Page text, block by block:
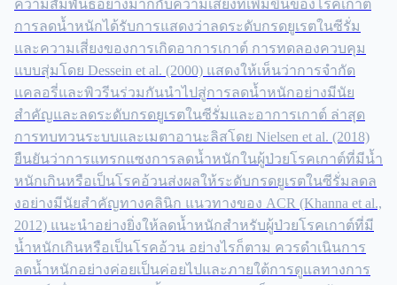
ความสัมพันธ์อย่างมากกับความเสี่ยงที่เพิ่มขึ้นของโรคเกาต์
การลดน้ำหนักได้รับการแสดงว่าลดระดับกรดยูเรตในซีรั่ม
และความเสี่ยงของการเกิดอาการเกาต์ การทดลองควบคุม
แบบสุ่มโดย Dessein et al. (2000) แสดงให้เห็นว่าการจำกัด
แคลอรี่และพิวรีนร่วมกันนำไปสู่การลดน้ำหนักอย่างมีนัย
สำคัญและลดระดับกรดยูเรตในซีรั่มและอาการเกาต์ ล่าสุด
การทบทวนระบบและเมตาอานะลิสโดย Nielsen et al. (2018)
ยืนยันว่าการแทรกแซงการลดน้ำหนักในผู้ป่วยโรคเกาต์ที่มีน้ำ
หนักเกินหรือเป็นโรคอ้วนส่งผลให้ระดับกรดยูเรตในซีรั่มลดล
งอย่างมีนัยสำคัญทางคลินิก แนวทางของ ACR (Khanna et al.,
2012) แนะนำอย่างยิ่งให้ลดน้ำหนักสำหรับผู้ป่วยโรคเกาต์ที่มี
น้ำหนักเกินหรือเป็นโรคอ้วน อย่างไรก็ตาม ควรดำเนินการ
ลดน้ำหนักอย่างค่อยเป็นค่อยไปและภายใต้การดูแลทางการ